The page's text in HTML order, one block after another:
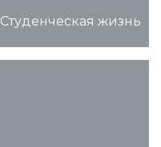
Студенческая жизнь